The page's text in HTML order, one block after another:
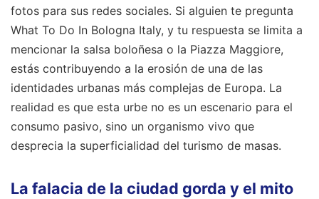
fotos para sus redes sociales. Si alguien te pregunta
What To Do In Bologna Italy, y tu respuesta se limita a
mencionar la salsa boloñesa o la Piazza Maggiore,
estás contribuyendo a la erosión de una de las
identidades urbanas más complejas de Europa. La
realidad es que esta urbe no es un escenario para el
consumo pasivo, sino un organismo vivo que
desprecia la superficialidad del turismo de masas.
La falacia de la ciudad gorda y el mito